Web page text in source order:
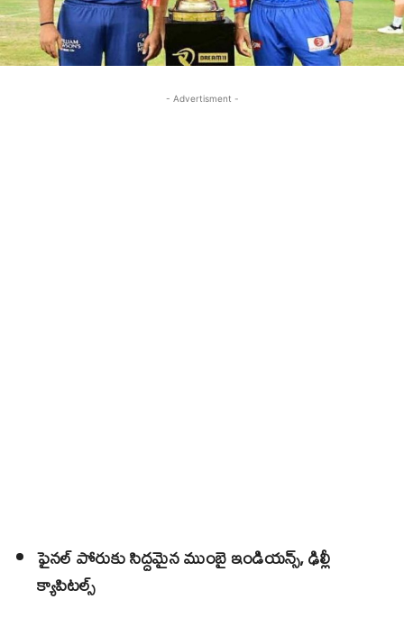
- Advertisment -
ఫైనల్ పోరుకు సిద్దమైన ముంబై ఇండియన్స్‌, ఢిల్లీ
క్యాపిటల్స్